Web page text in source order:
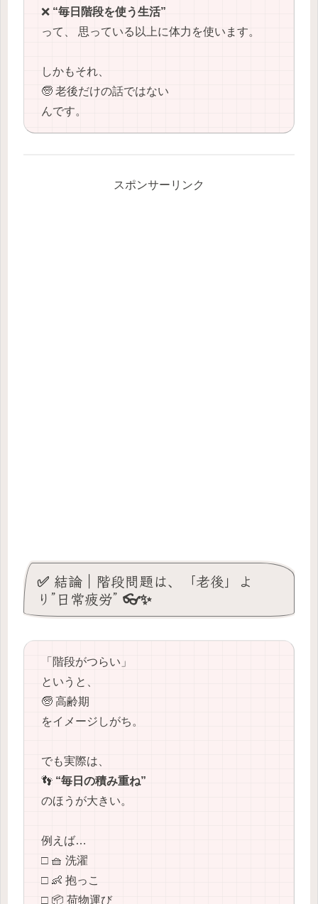
❌ “毎日階段を使う生活”
って、 思っている以上に体力を使います。
しかもそれ、
🧓 老後だけの話ではない
んです。
スポンサーリンク
✅ 結論｜階段問題は、「老後」よ
り”日常疲労” 👓✨
「階段がつらい」
というと、
🧓 高齢期
をイメージしがち。
でも実際は、
👣 “毎日の積み重ね”
のほうが大きい。
例えば…
□ 🧺 洗濯
□ 👶 抱っこ
□ 📦 荷物運び